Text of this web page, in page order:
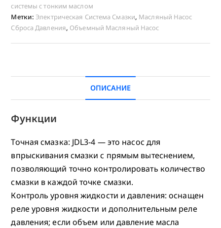
системы с тонким маслом
Метки: Электрическая Система Смазки, Масляный Насос
Сброса Давления, Объемный Масляный Насос
ОПИСАНИЕ
Функции
Точная смазка: JDL3-4 — это насос для
впрыскивания смазки с прямым вытеснением,
позволяющий точно контролировать количество
смазки в каждой точке смазки.
Контроль уровня жидкости и давления: оснащен
реле уровня жидкости и дополнительным реле
давления; если объем или давление масла